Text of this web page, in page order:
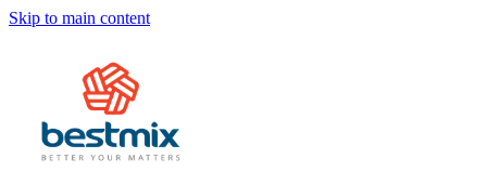
Skip to main content